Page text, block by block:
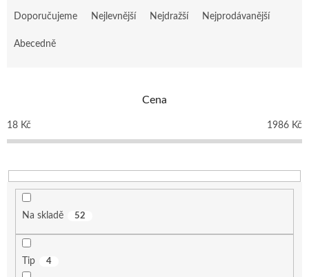
o
d
k
t
Doporučujeme Nejlevnější Nejdražší Nejprodávanější
Abecedně
Cena
18 Kč 1986 Kč
Na skladě 52
Tip 4